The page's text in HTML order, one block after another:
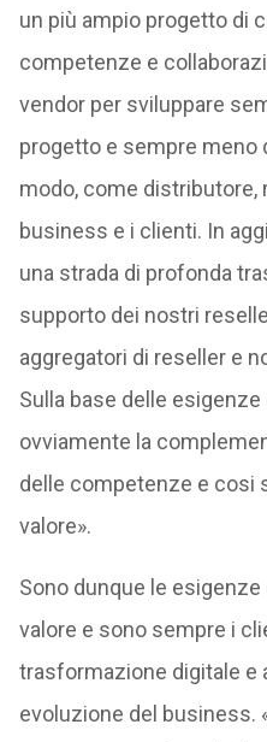
un più ampio progetto di
competenze e
vendor per sviluppare
progetto e sempre meno
modo, come distributore,
business e i clienti. In
una strada di profonda
supporto dei nostri
aggregatori di reseller e
Sulla base delle
ovviamente la
delle competenze e cosi
valore».
Sono dunque le esigenze
valore e sono sempre i
trasformazione digitale e
evoluzione del business.